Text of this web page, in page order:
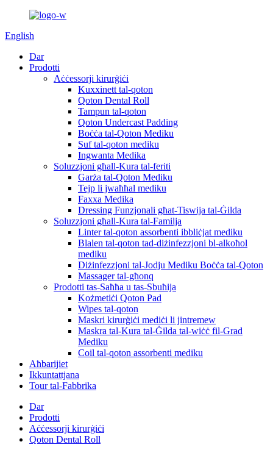
English
Dar
Prodotti
Aċċessorji kirurġiċi
Kuxxinett tal-qoton
Qoton Dental Roll
Tampun tal-qoton
Qoton Undercast Padding
Boċċa tal-Qoton Mediku
Suf tal-qoton mediku
Ingwanta Medika
Soluzzjoni għall-Kura tal-feriti
Garża tal-Qoton Mediku
Tejp li jwaħħal mediku
Faxxa Medika
Dressing Funzjonali għat-Tiswija tal-Ġilda
Soluzzjoni għall-Kura tal-Familja
Linter tal-qoton assorbenti ibbliċjat mediku
Blalen tal-qoton tad-diżinfezzjoni bl-alkoħol
mediku
Diżinfezzjoni tal-Jodju Mediku Boċċa tal-Qoton
Massager tal-għonq
Prodotti tas-Saħħa u tas-Sbuħija
Kożmetiċi Qoton Pad
Wipes tal-qoton
Maskri kirurġiċi mediċi li jintremew
Maskra tal-Kura tal-Ġilda tal-wiċċ fil-Grad
Mediku
Coil tal-qoton assorbenti mediku
Aħbarijiet
Ikkuntattjana
Tour tal-Fabbrika
Dar
Prodotti
Aċċessorji kirurġiċi
Qoton Dental Roll